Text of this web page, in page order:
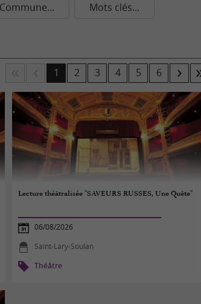
Commune... Mots clés...
1 2 3 4 5 6
Lecture théâtralisée "SAVEURS RUSSES, Une Quête"
06/08/2026
Saint-Lary-Soulan
Théâtre